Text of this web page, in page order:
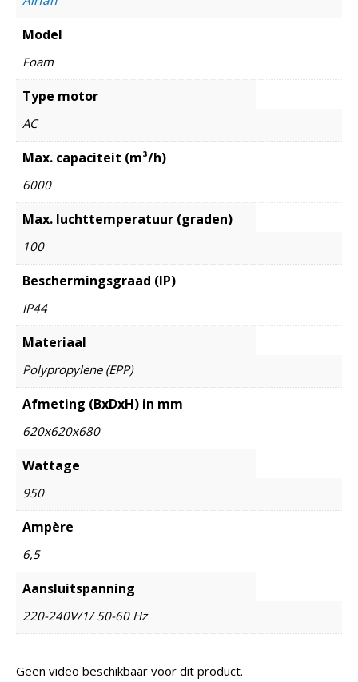
Model
Foam
Type motor
AC
Max. capaciteit (m³/h)
6000
Max. luchttemperatuur (graden)
100
Beschermingsgraad (IP)
IP44
Materiaal
Polypropylene (EPP)
Afmeting (BxDxH) in mm
620x620x680
Wattage
950
Ampère
6,5
Aansluitspanning
220-240V/1/ 50-60 Hz
Geen video beschikbaar voor dit product.